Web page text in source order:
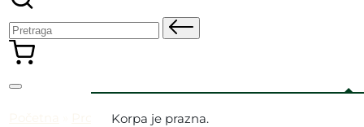
Korpa je prazna.
Prodavnica» Hevea vezica za cuclu, boja kože